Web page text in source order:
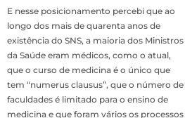
E nesse posicionamento percebi que ao
longo dos mais de quarenta anos de
existência do SNS, a maioria dos Ministros
da Saúde eram médicos, como o atual,
que o curso de medicina é o único que
tem “numerus clausus”, que o número de
faculdades é limitado para o ensino de
medicina e que foram vários os processos